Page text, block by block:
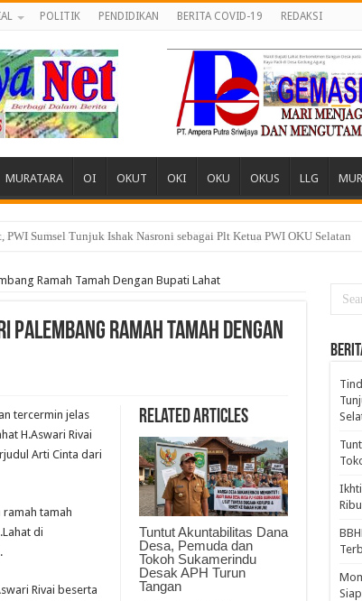
POLITIK PENDIDIKAN BERITA COVID-19 REDAKSI
MURATARA OI OKUT OKI OKU OKUS LLG
dan Tokoh Sukamerindu Desak APH Turun Tangan
Ramah Tamah Dengan Bupati Lahat
Ramah Tamah Dengan
Related Articles
Tuntut Akuntabilitas Dana
Desa, Pemuda dan
Tokoh Sukamerindu
Desak APH Turun
Tangan
tercermin jelas
H.Aswari Rivai
Arti Cinta dari
tamah
di
Rivai beserta